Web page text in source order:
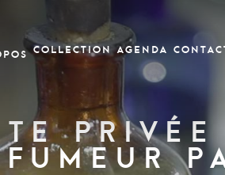
COLLECTION Agenda
privée